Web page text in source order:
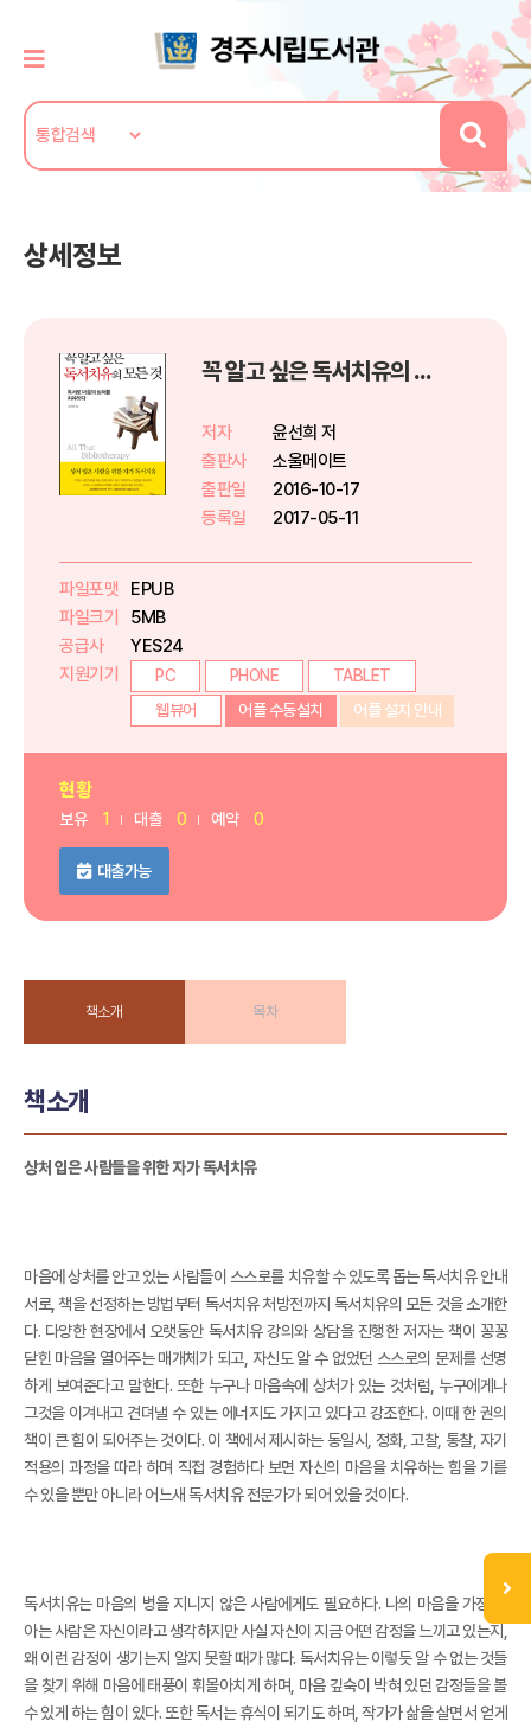
상세정보
꼭 알고 싶은 독서치유의 모든 것
저자
윤선희 저
출판사
소울메이트
출판일
2016-10-17
등록일
2017-05-11
파일포맷
EPUB
파일크기
5MB
공급사
YES24
지원기기
PC PHONE
TABLET
웹뷰어
어플 수동설치 어플 설치 안내
현황
보유 1 대출 0 예약 0
대출가능
책소개 목차
책소개
상처 입은 사람들을 위한 자가 독서치유
마음에 상처를 안고 있는 사람들이 스스로를 치유할 수 있도록 돕는 독서치유 안내
서로, 책을 선정하는 방법부터 독서치유 처방전까지 독서치유의 모든 것을 소개한
다. 다양한 현장에서 오랫동안 독서치유 강의와 상담을 진행한 저자는 책이 꽁꽁
닫힌 마음을 열어주는 매개체가 되고, 자신도 알 수 없었던 스스로의 문제를 선명
하게 보여준다고 말한다. 또한 누구나 마음속에 상처가 있는 것처럼, 누구에게나
그것을 이겨내고 견뎌낼 수 있는 에너지도 가지고 있다고 강조한다. 이때 한 권의
책이 큰 힘이 되어주는 것이다. 이 책에서 제시하는 동일시, 정화, 고찰, 통찰, 자기
적용의 과정을 따라 하며 직접 경험하다 보면 자신의 마음을 치유하는 힘을 기를
수 있을 뿐만 아니라 어느새 독서치유 전문가가 되어 있을 것이다.
독서치유는 마음의 병을 지니지 않은 사람에게도 필요하다. 나의 마음을 가장 잘
아는 사람은 자신이라고 생각하지만 사실 자신이 지금 어떤 감정을 느끼고 있는지,
왜 이런 감정이 생기는지 알지 못할 때가 많다. 독서치유는 이렇듯 알 수 없는 것들
을 찾기 위해 마음에 태풍이 휘몰아치게 하며, 마음 깊숙이 박혀 있던 감정들을 볼
수 있게 하는 힘이 있다. 또한 독서는 휴식이 되기도 하며, 작가가 삶을 살면서 얻게